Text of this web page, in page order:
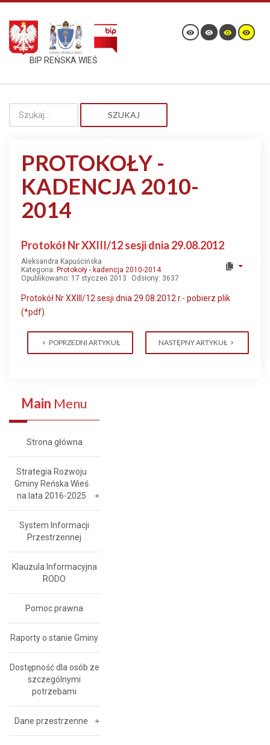
BIP REŃSKA WIEŚ
SZUKAJ
PROTOKOŁY -
KADENCJA 2010-
2014
Protokół Nr XXIII/12 sesji dnia 29.08.2012
Aleksandra Kapuścińska
Kategoria: Protokoły - kadencja 2010-2014
Opublikowano: 17 styczeń 2013
Odsłony: 3637
Protokół Nr XXIII/12 sesji dnia 29.08.2012 r.- pobierz plik
(*pdf)
POPRZEDNI ARTYKUŁ NASTĘPNY ARTYKUŁ
Main Menu
Strona główna
Strategia Rozwoju
Gminy Reńska Wieś
na lata 2016-2025
System Informacji
Przestrzennej
Klauzula Informacyjna
RODO
Pomoc prawna
Raporty o stanie Gminy
Dostępność dla osób ze
szczególnymi
potrzebami
Dane przestrzenne